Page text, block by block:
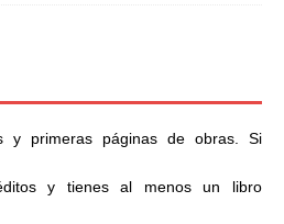
y primeras páginas de obras. Si
y tienes al menos un libro